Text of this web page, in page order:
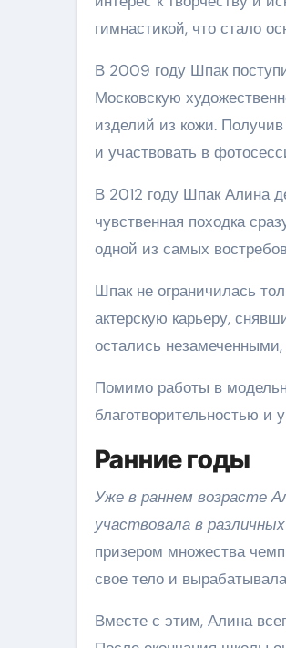
гимнастикой, что стало
В 2009 году Шпак
Московскую
изделий из кожи.
и участвовать в
В 2012 году Шпак Алина
чувственная походка
одной из самых
Шпак не ограничилась
актерскую карьеру,
остались
Помимо работы в
благотворительностью и
Ранние годы
Уже в раннем возрасте
участвовала в
призером множества
свое тело и
Вместе с этим, Алина